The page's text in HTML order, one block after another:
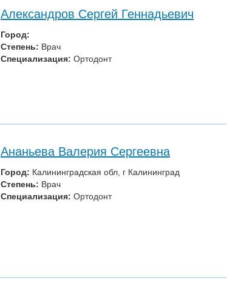
Александров Сергей Геннадьевич
Город:
Степень: Врач
Специализация: Ортодонт
Ананьева Валерия Сергеевна
Город: Калининградская обл, г Калининград
Степень: Врач
Специализация: Ортодонт